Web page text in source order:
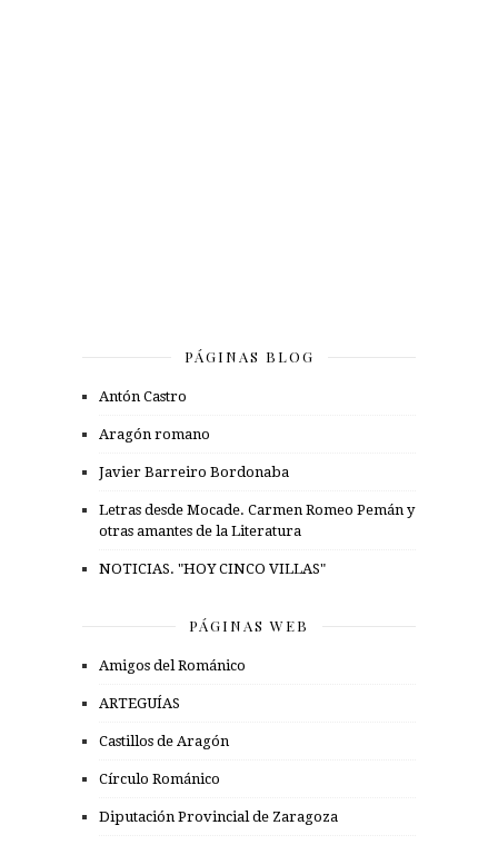
PÁGINAS BLOG
Antón Castro
Aragón romano
Javier Barreiro Bordonaba
Letras desde Mocade. Carmen Romeo Pemán y
otras amantes de la Literatura
NOTICIAS. "HOY CINCO VILLAS"
PÁGINAS WEB
Amigos del Románico
ARTEGUÍAS
Castillos de Aragón
Círculo Románico
Diputación Provincial de Zaragoza